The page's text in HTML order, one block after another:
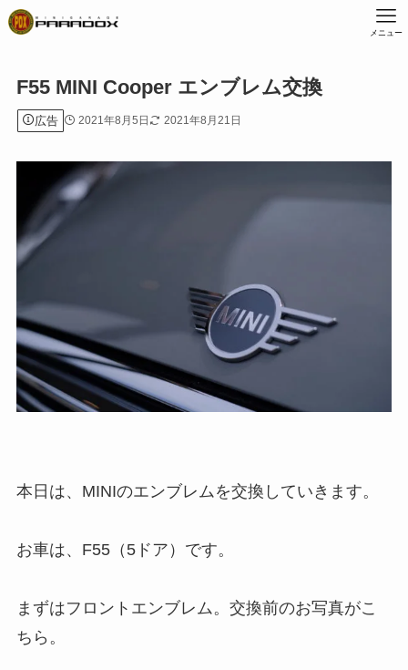
メニュー
F55 MINI Cooper エンブレム交換
広告 2021年8月5日 2021年8月21日
本日は、MINIのエンブレムを交換していきます。
お車は、F55（5ドア）です。
まずはフロントエンブレム。交換前のお写真がこ
ちら。